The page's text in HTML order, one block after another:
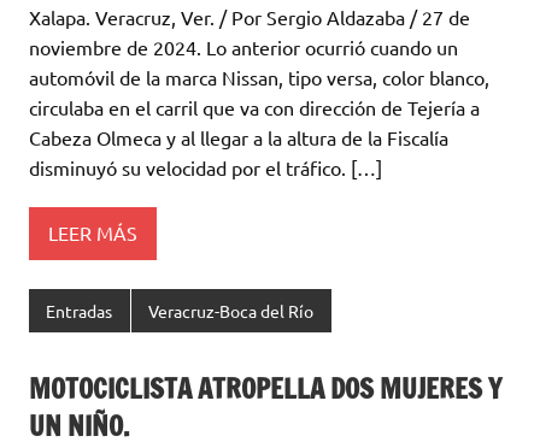
Xalapa. Veracruz, Ver. / Por Sergio Aldazaba / 27 de
noviembre de 2024. Lo anterior ocurrió cuando un
automóvil de la marca Nissan, tipo versa, color blanco,
circulaba en el carril que va con dirección de Tejería a
Cabeza Olmeca y al llegar a la altura de la Fiscalía
disminuyó su velocidad por el tráfico. […]
LEER MÁS
Entradas Veracruz-Boca del Río
MOTOCICLISTA ATROPELLA DOS MUJERES Y
UN NIÑO.